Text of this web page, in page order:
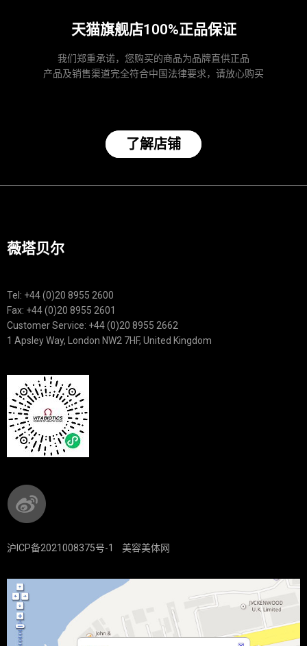
天猫旗舰店100%正品保证
我们郑重承诺，您购买的商品为品牌直供正品
产品及销售渠道完全符合中国法律要求，请放心购买
了解店铺
薇塔贝尔
Tel: +44 (0)20 8955 2600
Fax: +44 (0)20 8955 2601
Customer Service: +44 (0)20 8955 2662
1 Apsley Way, London NW2 7HF, United Kingdom
沪ICP备2021008375号-1 美容美体网